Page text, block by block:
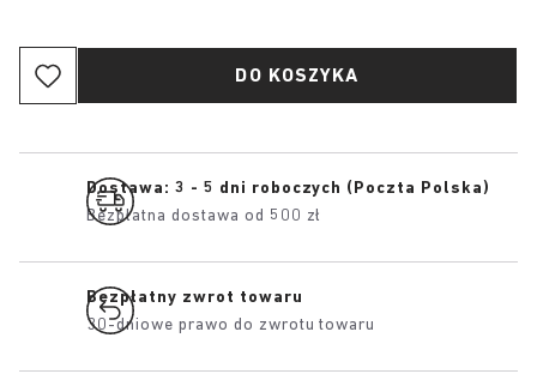
DO KOSZYKA
Dostawa: 3 - 5 dni roboczych (Poczta Polska)
Bezpłatna dostawa od 500 zł
Bezpłatny zwrot towaru
30-dniowe prawo do zwrotu towaru